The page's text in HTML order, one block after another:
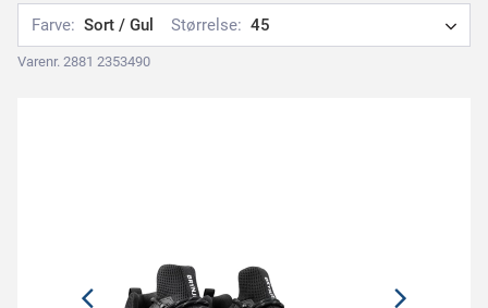
Farve: Sort / Gul Størrelse: 45
Varenr. 2881 2353490